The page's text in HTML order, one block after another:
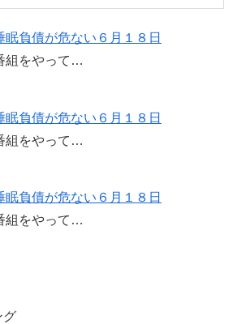
眠負債が危ない６月１８日
組をやって…
眠負債が危ない６月１８日
組をやって…
眠負債が危ない６月１８日
組をやって…
グ